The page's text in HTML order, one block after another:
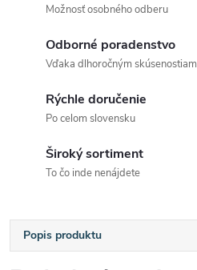
Možnosť osobného odberu
Odborné poradenstvo
Vďaka dlhoročným skúsenostiam
Rýchle doručenie
Po celom slovensku
Široký sortiment
To čo inde nenájdete
Popis produktu